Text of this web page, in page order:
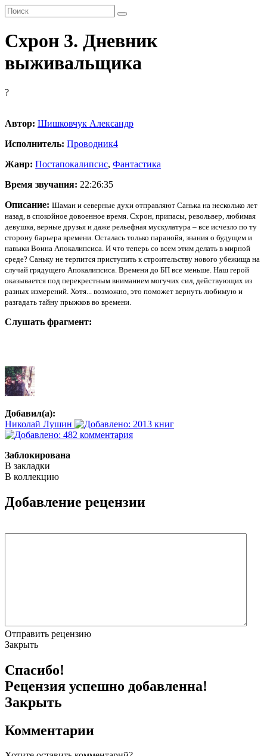
Схрон 3. Дневник
выживальщика
?
Автор: Шишковчук Александр
Исполнитель: Проводник4
Жанр: Постапокалипсис, Фантастика
Время звучания: 22:26:35
Описание: Шаман и северные духи отправляют Санька на несколько лет
назад, в спокойное довоенное время. Схрон, припасы, револьвер, любимая
девушка, верные друзья и даже рельефная мускулатура – все исчезло по ту
сторону барьера времени. Осталась только паранойя, знания о будущем и
навыки Воина Апокалипсиса. И что теперь со всем этим делать в мирной
среде? Саньку не терпится приступить к строительству нового убежища на
случай грядущего Апокалипсиса. Времени до БП все меньше. Наш герой
оказывается под перекрестным вниманием могучих сил, действующих из
разных измерений. Хотя... возможно, это поможет вернуть любимую и
разгадать тайну прыжков во времени.
Слушать фрагмент:
Добавил(а):
Николай Лушин
Заблокирована
В закладки
В коллекцию
Добавление рецензии
Отправить рецензию
Закрыть
Спасибо!
Рецензия успешно добавленна!
Закрыть
Комментарии